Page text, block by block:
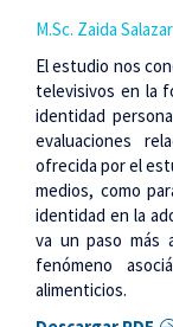
M.Sc. Zaida
El estudio nos
televisivos en la
identidad
evaluaciones
ofrecida por el
medios, como
identidad en la
va un paso más
fenómeno
alimenticios.